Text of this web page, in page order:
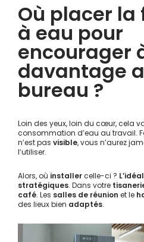
Où placer
à eau pour
encourager
davantage
bureau ?
Loin des yeux, loin du cœur, cela
consommation d’eau au travail.
n’est pas visible, vous n’aurez
l’utiliser.
Alors, où installercelle-ci ? L’idéal
stratégiques. Dans votre
café. Les salles de réunion et le
des lieux bien adaptés.